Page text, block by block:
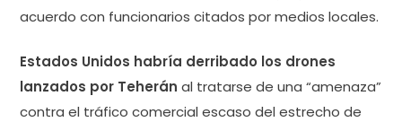
acuerdo con funcionarios citados por medios locales.
Estados Unidos habría derribado los drones
lanzados por Teherán al tratarse de una “amenaza”
contra el tráfico comercial escaso del estrecho de